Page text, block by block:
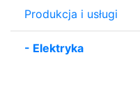
Produkcja i usługi
- Elektryka